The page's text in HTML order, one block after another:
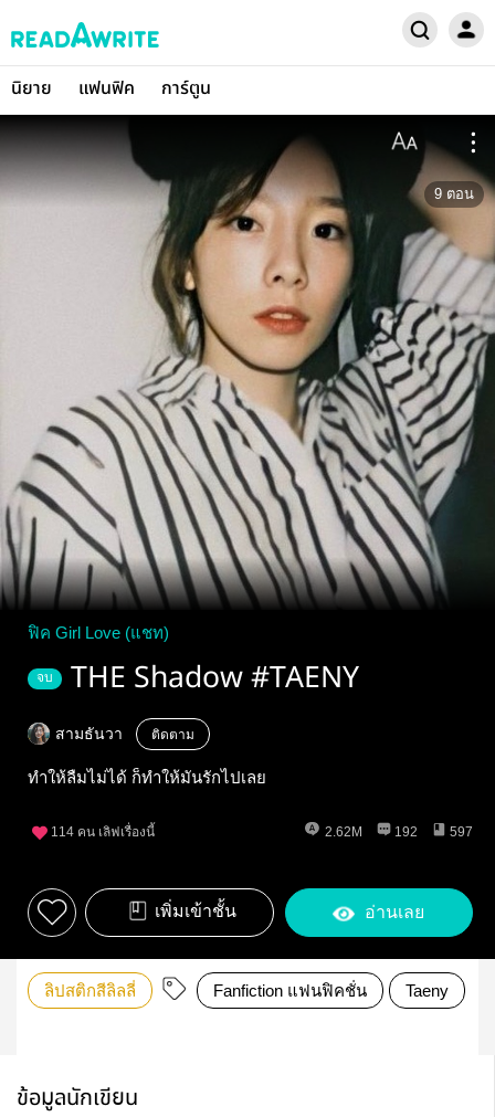
นิยาย แฟนฟิค การ์ตูน
9 ตอน
ฟิค Girl Love (แชท)
จบ THE Shadow #TAENY
สามธันวา ติดตาม
ทำให้ลืมไม่ได้ ก็ทำให้มันรักไปเลย
114 คน เลิฟเรื่องนี้ 2.62M 192 597
เพิ่มเข้าชั้น อ่านเลย
ลิปสติกสีลิลลี่ Fanfiction แฟนฟิคชั่น Taeny
ข้อมูลนักเขียน